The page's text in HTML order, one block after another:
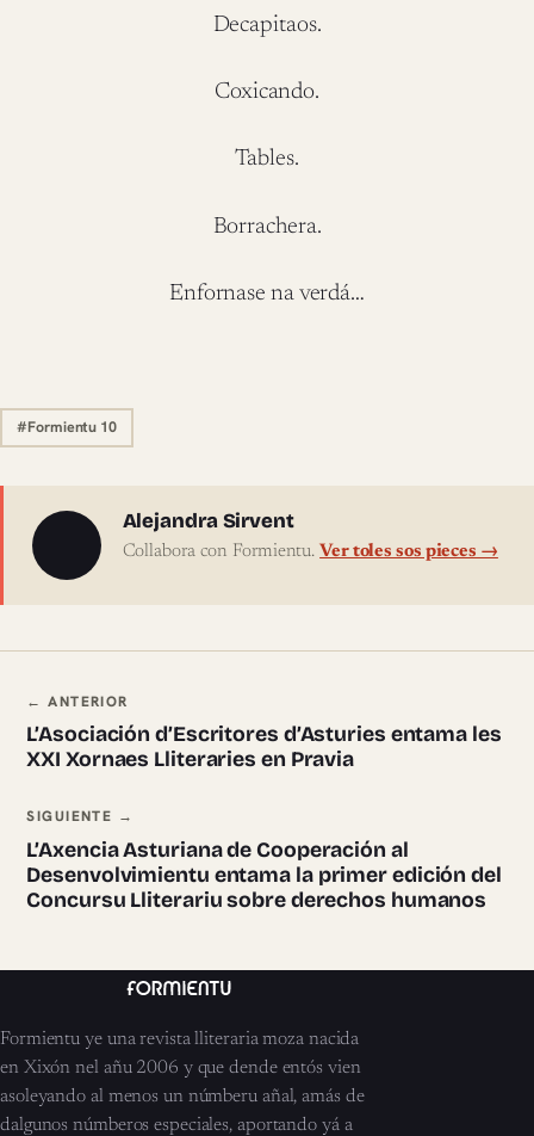
Decapitaos.
Coxicando.
Tables.
Borrachera.
Enfornase na verdá…
#Formientu 10
Sobre l'autor
Alejandra Sirvent
Collabora con Formientu. Ver toles sos pieces →
Navegación ente pieces
← ANTERIOR
L’Asociación d’Escritores d’Asturies entama les
XXI Xornaes Lliteraries en Pravia
SIGUIENTE →
L’Axencia Asturiana de Cooperación al
Desenvolvimientu entama la primer edición del
Concursu Lliterariu sobre derechos humanos
Formientu ye una revista lliteraria moza nacida
en Xixón nel añu 2006 y que dende entós vien
asoleyando al menos un númberu añal, amás de
dalgunos númberos especiales, aportando yá a